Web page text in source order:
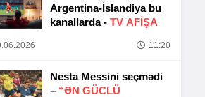
Argentina-İslandiya bu
kanallarda - TV AFİŞA
11:20
Nesta Messini seçmədi
– “ƏN GÜCLÜ